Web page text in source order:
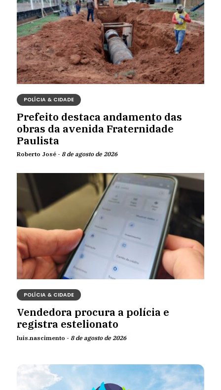
POLÍCIA & CIDADE
Prefeito destaca andamento das
obras da avenida Fraternidade
Paulista
Roberto José - 8 de agosto de 2026
POLÍCIA & CIDADE
Vendedora procura a polícia e
registra estelionato
luis.nascimento - 8 de agosto de 2026